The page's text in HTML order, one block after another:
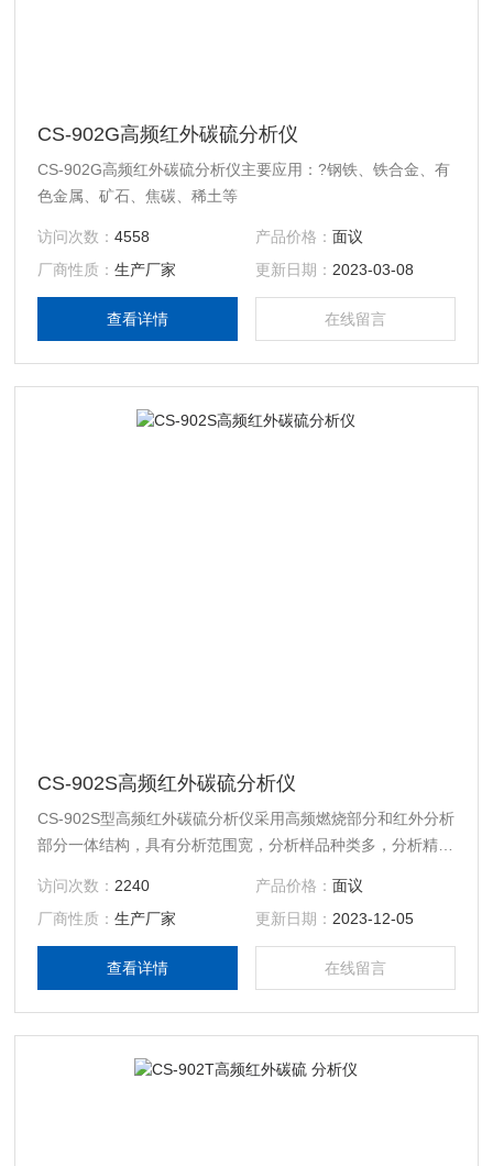
CS-902G高频红外碳硫分析仪
CS-902G高频红外碳硫分析仪主要应用：?钢铁、铁合金、有
色金属、矿石、焦碳、稀土等
访问次数：4558 产品价格： 面议
厂商性质：生产厂家 更新日期： 2023-03-08
查看详情 在线留言
CS-902S高频红外碳硫分析仪
CS-902S型高频红外碳硫分析仪采用高频燃烧部分和红外分析
部分一体结构，具有分析范围宽，分析样品种类多，分析精度
访问次数： 2240 产品价格： 面议
厂商性质：生产厂家 更新日期： 2023-12-05
查看详情 在线留言